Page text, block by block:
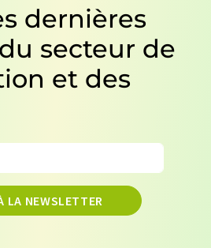
dernières
secteur de
et des
LA NEWSLETTER